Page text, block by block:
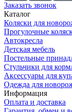
Заказать звонок
Каталог
Коляски для
Прогулочные
Автокресла
Детская мебель
Постельные
Стульчики для
Аксессуары для
Одежда для
Информация
Оплата и доставка